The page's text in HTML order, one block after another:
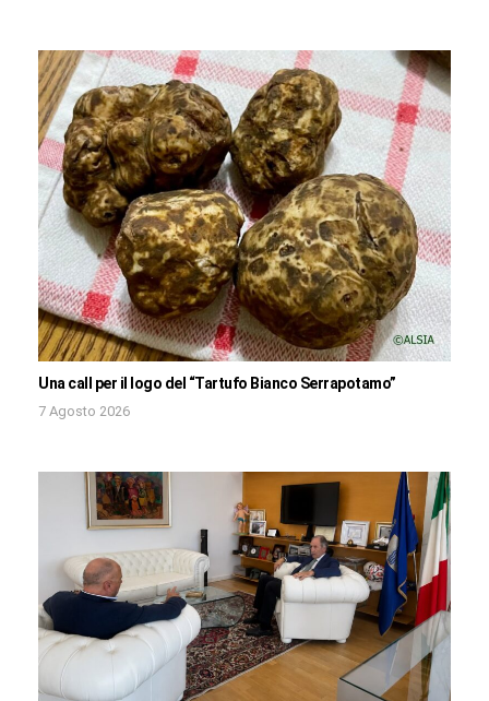
Una call per il logo del “Tartufo Bianco Serrapotamo”
7 Agosto 2026